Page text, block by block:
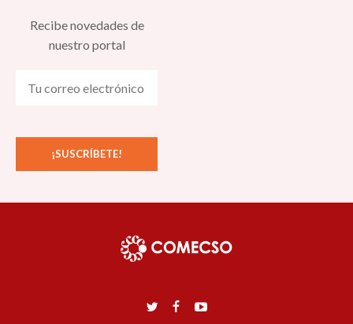
Recibe novedades de
nuestro portal